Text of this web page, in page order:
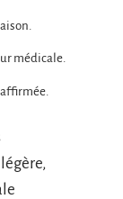
médicale.